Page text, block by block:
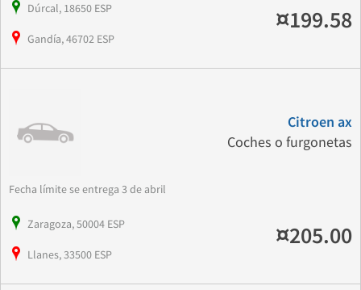
Dúrcal, 18650 ESP
Gandía, 46702 ESP
¤199.58
Citroen ax
Coches o furgonetas
Fecha límite se entrega 3 de abril
Zaragoza, 50004 ESP
Llanes, 33500 ESP
¤205.00